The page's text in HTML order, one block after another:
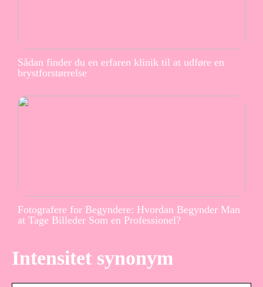
Sådan finder du en erfaren klinik til at udføre en
brystforstørrelse
Fotografere for Begyndere: Hvordan Begynder Man
at Tage Billeder Som en Professionel?
Intensitet synonym